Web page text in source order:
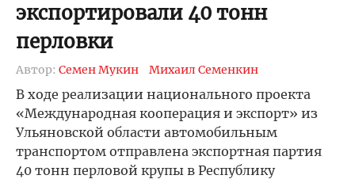
экспортировали 40 тонн
перловки
Автор: Семен Мукин Михаил Семенкин
В ходе реализации национального проекта
«Международная кооперация и экспорт» из
Ульяновской области автомобильным
транспортом отправлена экспортная партия
40 тонн перловой крупы в Республику